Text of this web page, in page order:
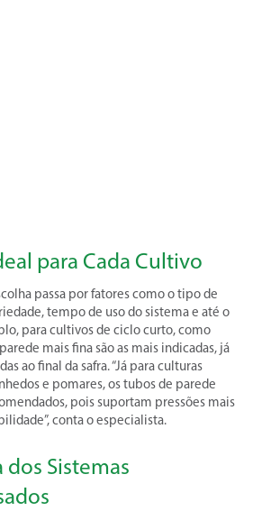
para Cada Cultivo
passa por fatores como o tipo de
tempo de uso do sistema e até o
para cultivos de ciclo curto, como
mais fina são as mais indicadas, já
ao final da safra. “Já para culturas
e pomares, os tubos de parede
pois suportam pressões mais
conta o especialista.
Sistemas